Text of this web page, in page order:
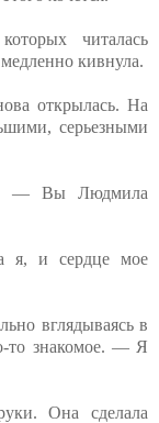
читалась
кивнула.
открылась. На
серьезными
— Вы Людмила
я, и сердце мое
вглядываясь в
то знакомое. — Я
Она сделала